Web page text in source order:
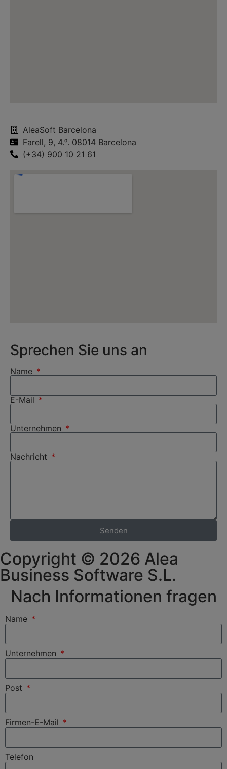
AleaSoft Barcelona
Farell, 9, 4.ᵒ. 08014 Barcelona
(+34) 900 10 21 61
Sprechen Sie uns an
Name
E-Mail
Unternehmen
Nachricht
Senden
Copyright © 2026 Alea
Business Software S.L.
Nach Informationen fragen
Name
Unternehmen
Post
Firmen-E-Mail
Telefon